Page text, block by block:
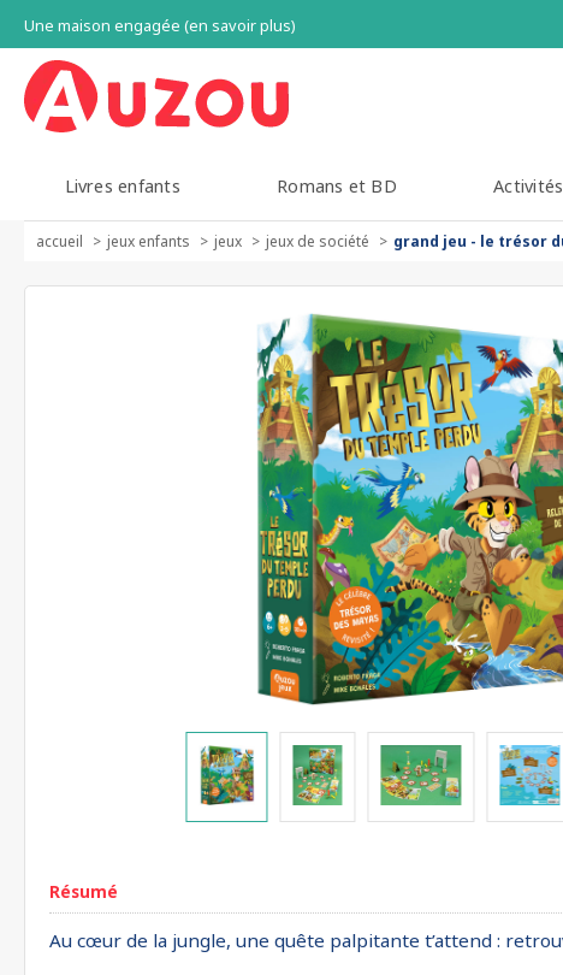
Une maison engagée (en savoir plus)
Livres enfants Romans et BD
accueil jeux enfants jeux jeux de société grand jeu - le trésor
Résumé
Au cœur de la jungle, une quête palpitante t’attend :